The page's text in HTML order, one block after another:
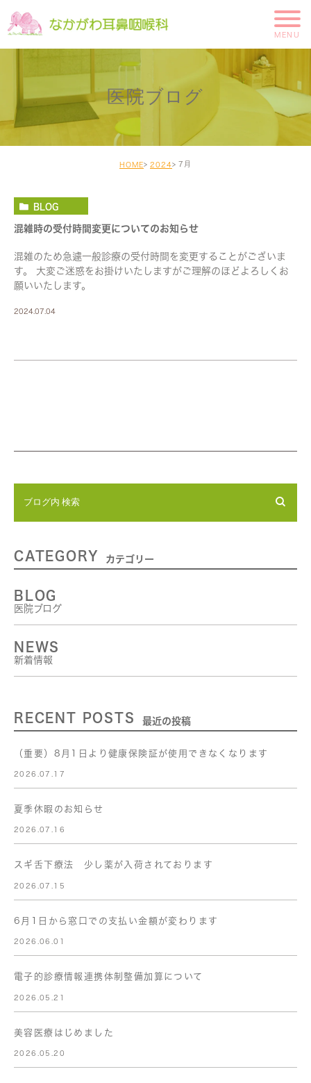
医院ブログ
HOME 2024 7月
BLOG
混雑時の受付時間変更についてのお知らせ
混雑のため急遽一般診療の受付時間を変更することがございま
す。 大変ご迷惑をお掛けいたしますがご理解のほどよろしくお
願いいたします。
2024.07.04
CATEGORY カテゴリー
BLOG
医院ブログ
NEWS
新着情報
RECENT POSTS 最近の投稿
（重要）8月1日より健康保険証が使用できなくなります
2026.07.17
夏季休暇のお知らせ
2026.07.16
スギ舌下療法 少し薬が入荷されております
2026.07.15
6月1日から窓口での支払い金額が変わります
2026.06.01
電子的診療情報連携体制整備加算について
2026.05.21
美容医療はじめました
2026.05.20